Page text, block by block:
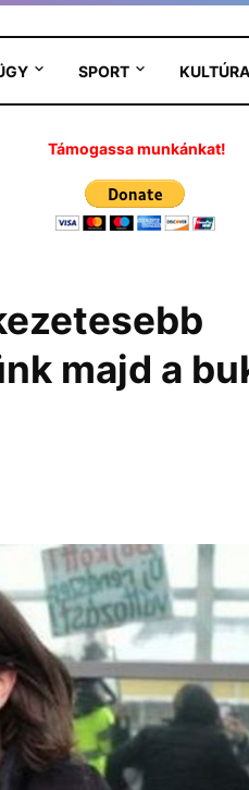
SPORT KULTÚRA
Támogassa munkánkat!
majd a